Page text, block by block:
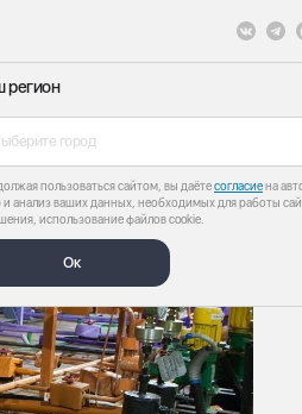
регион
город
пользоваться сайтом, вы даётесогласиена
и анализ ваших данных, необходимых для работы
использование файлов cookie.
Ок